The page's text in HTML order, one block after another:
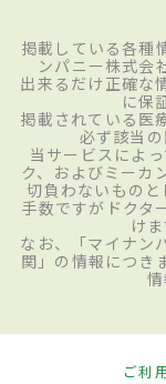
掲載している各種
ンパニー株式会
出来るだけ正確な
に保
掲載されている医
必ず該当
当サービスによ
ク、およびミーカ
切負わないもの
手数ですがドクタ
け
なお、「マイナン
関」の情報につき
ご利